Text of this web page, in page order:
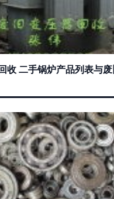
收 二手锅炉产品列表与